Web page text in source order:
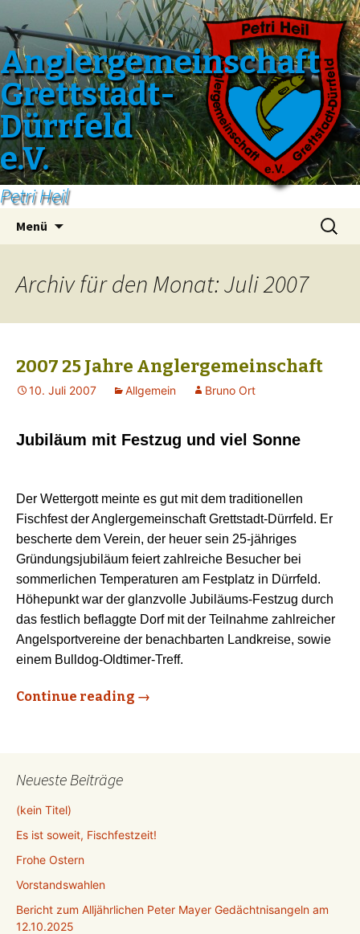
Anglergemeinschaft
Grettstadt-
Dürrfeld
e.V.
Petri Heil
Menü
Suchen
nach:
Archiv für den Monat: Juli 2007
2007 25 Jahre Anglergemeinschaft
10. Juli 2007 Allgemein Bruno Ort
Jubiläum mit Festzug und viel Sonne
Der Wettergott meinte es gut mit dem traditionellen
Fischfest der Anglergemeinschaft Grettstadt-Dürrfeld. Er
bescherte dem Verein, der heuer sein 25-jähriges
Gründungsjubiläum feiert zahlreiche Besucher bei
sommerlichen Temperaturen am Festplatz in Dürrfeld.
Höhepunkt war der glanzvolle Jubiläums-Festzug durch
das festlich beflaggte Dorf mit der Teilnahme zahlreicher
Angelsportvereine der benachbarten Landkreise, sowie
einem Bulldog-Oldtimer-Treff.
Continue reading →
Neueste Beiträge
(kein Titel)
Es ist soweit, Fischfestzeit!
Frohe Ostern
Vorstandswahlen
Bericht zum Alljährlichen Peter Mayer Gedächtnisangeln am
12.10.2025